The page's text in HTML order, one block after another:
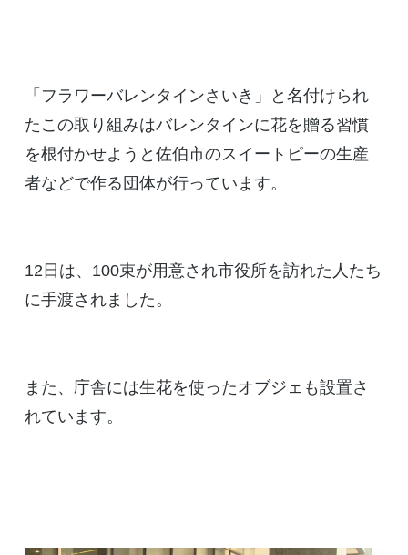
「フラワーバレンタインさいき」と名付けられ
たこの取り組みはバレンタインに花を贈る習慣
を根付かせようと佐伯市のスイートピーの生産
者などで作る団体が行っています。
12日は、100束が用意され市役所を訪れた人たち
に手渡されました。
また、庁舎には生花を使ったオブジェも設置さ
れています。